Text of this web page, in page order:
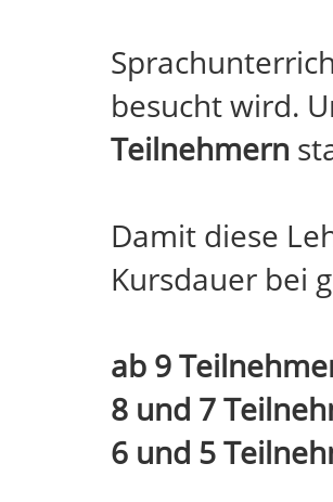
besucht wird.
Teilnehmern
Damit diese
Kursdauer bei
ab 9
8 und 7
6 und 5